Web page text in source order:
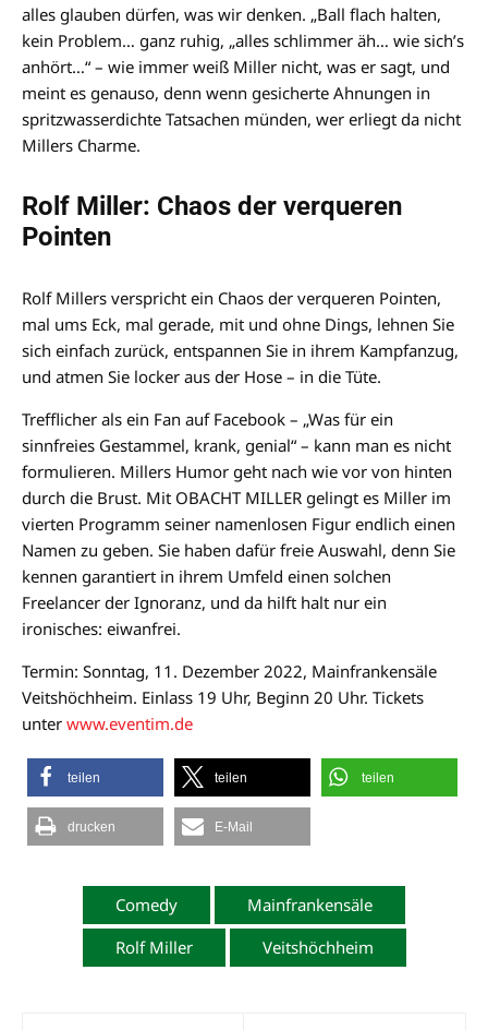
alles glauben dürfen, was wir denken. „Ball flach halten,
kein Problem… ganz ruhig, „alles schlimmer äh… wie sich’s
anhört…“ – wie immer weiß Miller nicht, was er sagt, und
meint es genauso, denn wenn gesicherte Ahnungen in
spritzwasserdichte Tatsachen münden, wer erliegt da nicht
Millers Charme.
Rolf Miller: Chaos der verqueren
Pointen
Rolf Millers verspricht ein Chaos der verqueren Pointen,
mal ums Eck, mal gerade, mit und ohne Dings, lehnen Sie
sich einfach zurück, entspannen Sie in ihrem Kampfanzug,
und atmen Sie locker aus der Hose – in die Tüte.
Trefflicher als ein Fan auf Facebook – „Was für ein
sinnfreies Gestammel, krank, genial“ – kann man es nicht
formulieren. Millers Humor geht nach wie vor von hinten
durch die Brust. Mit OBACHT MILLER gelingt es Miller im
vierten Programm seiner namenlosen Figur endlich einen
Namen zu geben. Sie haben dafür freie Auswahl, denn Sie
kennen garantiert in ihrem Umfeld einen solchen
Freelancer der Ignoranz, und da hilft halt nur ein
ironisches: eiwanfrei.
Termin: Sonntag, 11. Dezember 2022, Mainfrankensäle
Veitshöchheim. Einlass 19 Uhr, Beginn 20 Uhr. Tickets
unter www.eventim.de
teilen teilen teilen
drucken E-Mail
Comedy
Mainfrankensäle
Rolf Miller
Veitshöchheim